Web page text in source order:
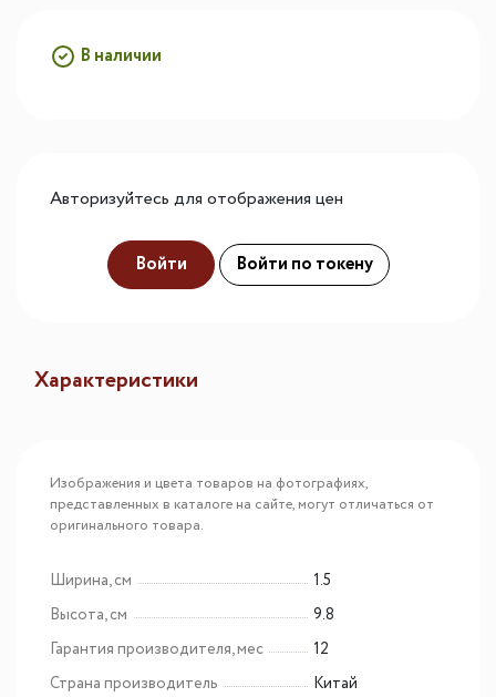
В наличии
Авторизуйтесь для отображения цен
Войти Войти по токену
Характеристики
Изображения и цвета товаров на фотографиях,
представленных в каталоге на сайте, могут отличаться от
оригинального товара.
Ширина, см
1.5
Высота, см
9.8
Гарантия производителя, мес
12
Страна производитель
Китай